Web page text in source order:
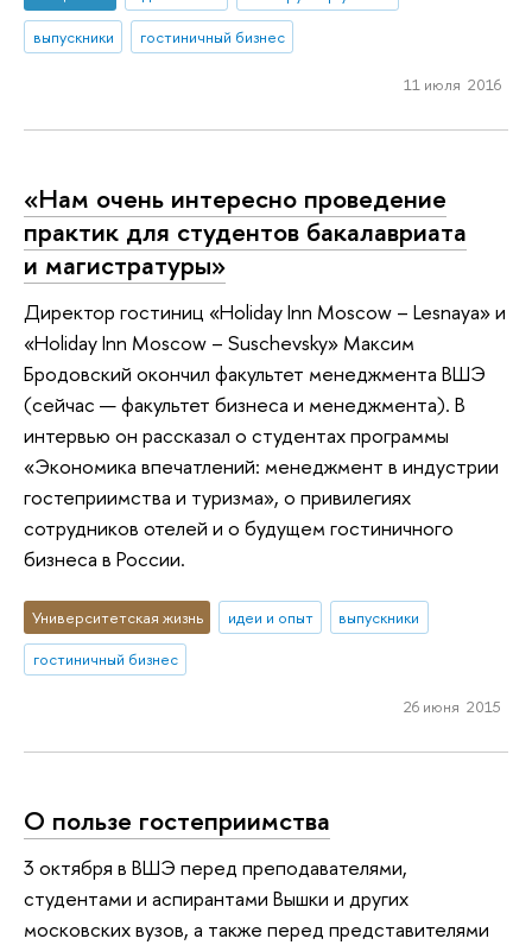
выпускники
гостиничный бизнес
11 июля 2016
«Нам очень интересно проведение
практик для студентов бакалавриата
и магистратуры»
Директор гостиниц «Holiday Inn Moscow – Lesnaya» и
«Holiday Inn Moscow – Suschevsky» Максим
Бродовский окончил факультет менеджмента ВШЭ
(сейчас — факультет бизнеса и менеджмента). В
интервью он рассказал о студентах программы
«Экономика впечатлений: менеджмент в индустрии
гостеприимства и туризма», о привилегиях
сотрудников отелей и о будущем гостиничного
бизнеса в России.
Университетская жизнь идеи и опыт
выпускники
гостиничный бизнес
26 июня 2015
О пользе гостеприимства
3 октября в ВШЭ перед преподавателями,
студентами и аспирантами Вышки и других
московских вузов, а также перед представителями